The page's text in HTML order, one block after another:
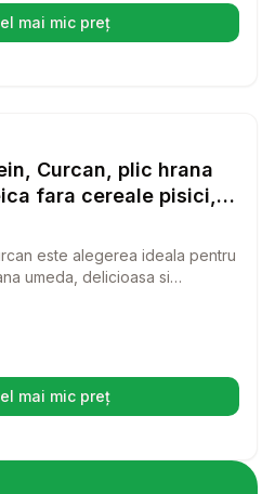
mai mic preț
(se deschide într-o filă nouă)
Hrana Umeda Pisici
Curcan, plic hrana
fara cereale pisici,
este alegerea ideala pentru
umeda, delicioasa si
pate va transforma fiecare
mai mic preț
(se deschide într-o filă nouă)